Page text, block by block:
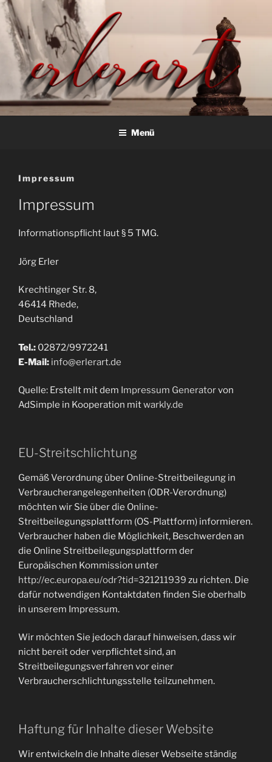
Zum
Inhalt
springen
erlerart
Fotos und Bildbearbeitung mit GIMP
Menü
Impressum
Impressum
Informationspflicht laut § 5 TMG.
Jörg Erler
Krechtinger Str. 8,
46414 Rhede,
Deutschland
Tel.: 02872/9972241
E-Mail: info@erlerart.de
Quelle: Erstellt mit dem Impressum Generatorvon
AdSimple in Kooperation mitwarkly.de
EU-Streitschlichtung
Gemäß Verordnung über Online-Streitbeilegung in
Verbraucherangelegenheiten (ODR-Verordnung)
möchten wir Sie über die Online-
Streitbeilegungsplattform (OS-Plattform) informieren.
Verbraucher haben die Möglichkeit, Beschwerden an
die Online Streitbeilegungsplattform der
Europäischen Kommission unter
http://ec.europa.eu/odr?tid=321211939 zu richten. Die
dafür notwendigen Kontaktdaten finden Sie oberhalb
in unserem Impressum.
Wir möchten Sie jedoch darauf hinweisen, dass wir
nicht bereit oder verpflichtet sind, an
Streitbeilegungsverfahren vor einer
Verbraucherschlichtungsstelle teilzunehmen.
Haftung für Inhalte dieser Website
Wir entwickeln die Inhalte dieser Webseite ständig